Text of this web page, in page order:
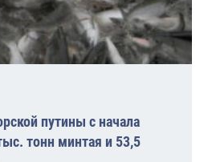
путины с начала
тонн минтая и 53,5